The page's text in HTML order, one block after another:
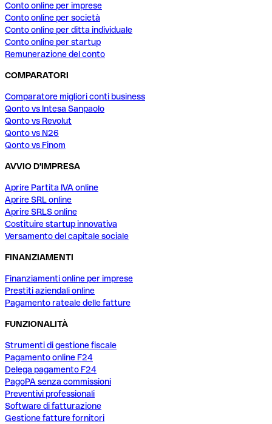
Conto online per imprese
Conto online per società
Conto online per ditta individuale
Conto online per startup
Remunerazione del conto
COMPARATORI
Comparatore migliori conti business
Qonto vs Intesa Sanpaolo
Qonto vs Revolut
Qonto vs N26
Qonto vs Finom
AVVIO D'IMPRESA
Aprire Partita IVA online
Aprire SRL online
Aprire SRLS online
Costituire startup innovativa
Versamento del capitale sociale
FINANZIAMENTI
Finanziamenti online per imprese
Prestiti aziendali online
Pagamento rateale delle fatture
FUNZIONALITÀ
Strumenti di gestione fiscale
Pagamento online F24
Delega pagamento F24
PagoPA senza commissioni
Preventivi professionali
Software di fatturazione
Gestione fatture fornitori